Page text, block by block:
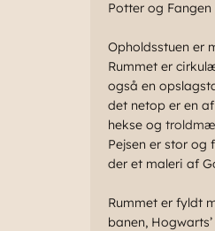
Potter og Fangen
Opholdsstuen er
Rummet er
også en
det netop er en
hekse og
Pejsen er stor
der et maleri af
Rummet er fyldt
banen,